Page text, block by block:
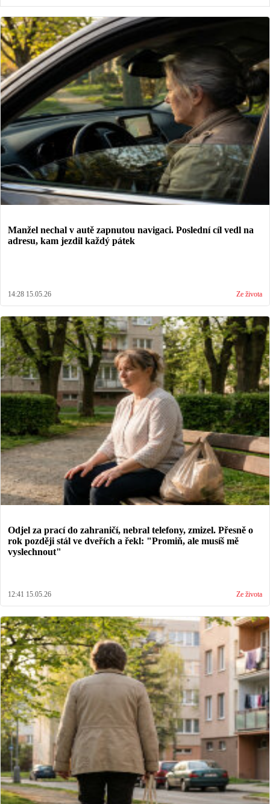
Manžel nechal v autě zapnutou navigaci. Poslední cíl vedl na
adresu, kam jezdil každý pátek
14:28 15.05.26 Ze života
Odjel za prací do zahraničí, nebral telefony, zmizel. Přesně o
rok později stál ve dveřích a řekl: "Promiň, ale musíš mě
vyslechnout"
12:41 15.05.26 Ze života